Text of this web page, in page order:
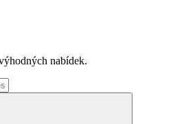
nabídek.